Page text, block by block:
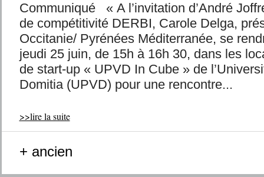
Communiqué « A l’invitation d’André
de compétitivité DERBI, Carole Delga,
Occitanie/ Pyrénées Méditerranée, se
jeudi 25 juin, de 15h à 16h 30, dans les
de start-up « UPVD In Cube » de
Domitia (UPVD) pour une rencontre...
>>lire la suite
+ ancien